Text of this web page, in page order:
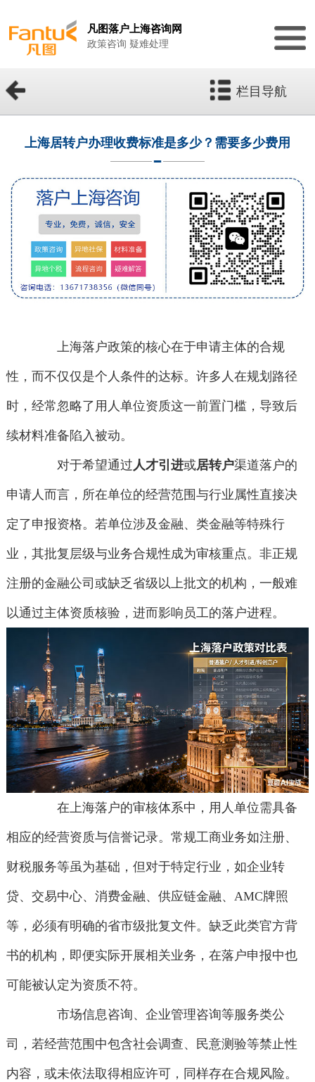
凡图落户上海咨询网
政策咨询 疑难处理
栏目导航
上海居转户办理收费标准是多少？需要多少费用
上海落户政策的核心在于申请主体的合规
性，而不仅仅是个人条件的达标。许多人在规划路径
时，经常忽略了用人单位资质这一前置门槛，导致后
续材料准备陷入被动。
对于希望通过人才引进或居转户渠道落户的
申请人而言，所在单位的经营范围与行业属性直接决
定了申报资格。若单位涉及金融、类金融等特殊行
业，其批复层级与业务合规性成为审核重点。非正规
注册的金融公司或缺乏省级以上批文的机构，一般难
以通过主体资质核验，进而影响员工的落户进程。
在上海落户的审核体系中，用人单位需具备
相应的经营资质与信誉记录。常规工商业务如注册、
财税服务等虽为基础，但对于特定行业，如企业转
贷、交易中心、消费金融、供应链金融、AMC牌照
等，必须有明确的省市级批复文件。缺乏此类官方背
书的机构，即便实际开展相关业务，在落户申报中也
可能被认定为资质不符。
市场信息咨询、企业管理咨询等服务类公
司，若经营范围中包含社会调查、民意测验等禁止性
内容，或未依法取得相应许可，同样存在合规风险。